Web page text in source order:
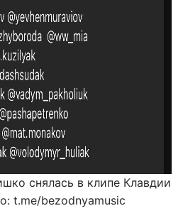
снялась в клипе Клавдии
t.me/bezodnyamusic